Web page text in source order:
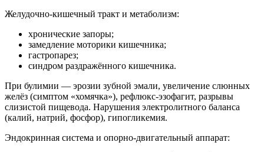
Желудочно-кишечный тракт и метаболизм:
хронические запоры;
замедление моторики кишечника;
гастропарез;
синдром раздражённого кишечника.
При булимии — эрозии зубной эмали, увеличение слюнных
желёз (симптом «хомячка»), рефлюкс-эзофагит, разрывы
слизистой пищевода. Нарушения электролитного баланса
(калий, натрий, фосфор), гипогликемия.
Эндокринная система и опорно-двигательный аппарат: